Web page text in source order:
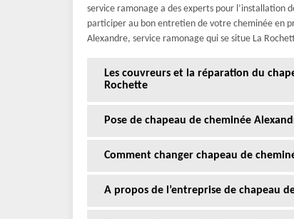
service ramonage a des experts pour l’installation
participer au bon entretien de votre cheminée en
Alexandre, service ramonage qui se situe La
Les couvreurs et la réparation du
Rochette
Pose de chapeau de cheminée
Comment changer chapeau de
A propos de l’entreprise de chapeau